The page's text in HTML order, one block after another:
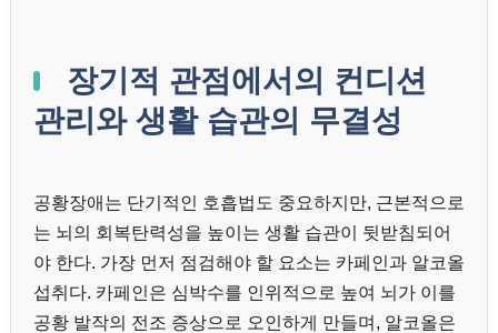
장기적 관점에서의 컨디션
관리와 생활 습관의 무결성
공황장애는 단기적인 호흡법도 중요하지만, 근본적으로
는 뇌의 회복탄력성을 높이는 생활 습관이 뒷받침되어
야 한다. 가장 먼저 점검해야 할 요소는 카페인과 알코올
섭취다. 카페인은 심박수를 인위적으로 높여 뇌가 이를
공황 발작의 전조 증상으로 오인하게 만들며, 알코올은